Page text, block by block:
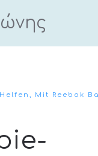
Mit Reebok